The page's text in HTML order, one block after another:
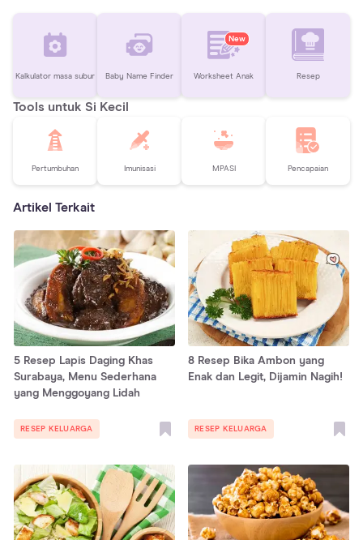
Kalkulator masa subur Baby Name Finder
New
Worksheet Anak Resep
Tools untuk Si Kecil
Pertumbuhan Imunisasi MPASI Pencapaian
Artikel Terkait
5 Resep Lapis Daging Khas
Surabaya, Menu Sederhana
yang Menggoyang Lidah
RESEP KELUARGA
8 Resep Bika Ambon yang
Enak dan Legit, Dijamin Nagih!
RESEP KELUARGA